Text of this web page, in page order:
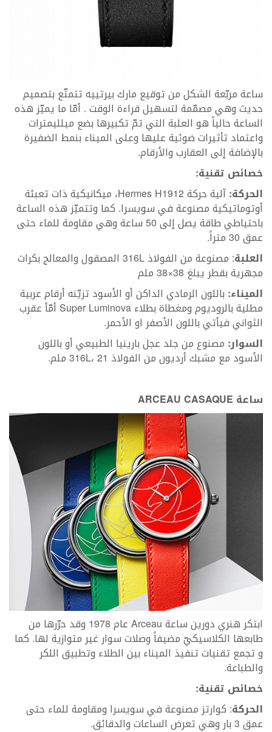
ساعة مربّعة الشكل من توقيع مارك بيرتييه تتمتّع بتصميم
حديث وهي مصمّمة لتسهيل قراءة الوقت . أمّا ما يميّز هذه
الساعة حالياً هو العلبة التي تمّ تكبيرها بضع ميلليمترات
واعتماد تأثيرات ضوئية عليها وعلى الميناء بنمط الضفيرة
بالإضافة إلى العقارب والأرقام.
خصائص تقنية:
الحركة:
آلية حركة Hermes H1912، ميكانيكية ذات تعبئة
أوتوماتيكية مصنوعة في سويسرا. كما وتتميّز هذه الساعة
باحتياطي طاقة يصل إلى 50 ساعة وهي مقاومة للماء حتى
عمق 30 متراً.
العلبة
: مصنوعة من الفولاذ 316L المصقول والمعالج بكرات
مجهرية بقطر يبلغ 38×38 ملم
الميناء: باللون الرمادي الداكن أو الأسود تزيّنه أرقام عربية
مطلية بالروديوم ومغطاة بطلاء Super Luminova أمّأ عقرب
الثواني فيأتي باللون الأصفر او الأحمر.
السوار: مصنوع من جلد عجل بارينيا الطبيعي أو باللون
الأسود مع مشبك أرديون من الفولاذ 316L، 21 ملم.
ساعة ARCEAU CASAQUE
ابتكر هنري دورين ساعة Arceau عام 1978 وقد حرّرها من
طابعها الكلاسيكيّ مضيفاً وصلات سوار غير متوازية لها. كما
و تجمع تقنيات تنفيذ الميناء بين الطلاء وتطبيق اللكر
والطباعة.
خصائص تقنية:
الحركة: كوارتز مصنوعة في سويسرا ومقاومة للماء حتى
عمق 3 بار وهي تعرض الساعات والدقائق.